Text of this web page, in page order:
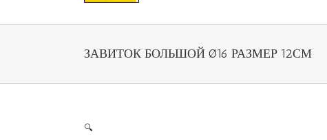
ЗАВИТОК БОЛЬШОЙ Ø16 РАЗМЕР 12СМ
🔍